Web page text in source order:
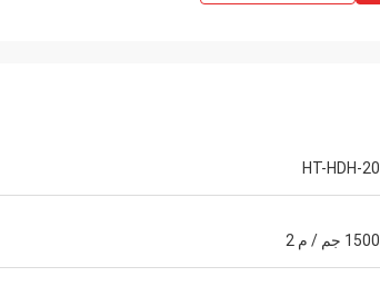
HT-HDH-20
1500 جم / م 2